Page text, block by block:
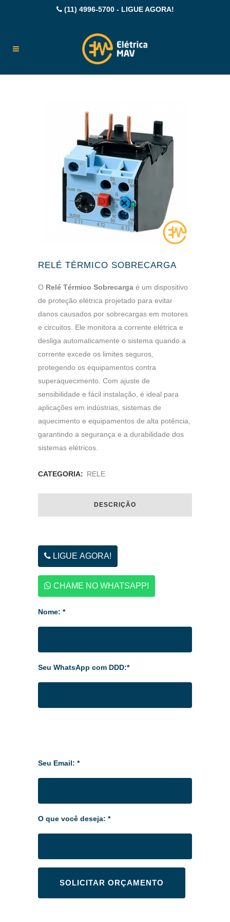
(11) 4996-5700 - LIGUE AGORA!
RELÉ TÉRMICO SOBRECARGA
O Relé Térmico Sobrecarga é um dispositivo
de proteção elétrica projetado para evitar
danos causados por sobrecargas em motores
e circuitos. Ele monitora a corrente elétrica e
desliga automaticamente o sistema quando a
corrente excede os limites seguros,
protegendo os equipamentos contra
superaquecimento. Com ajuste de
sensibilidade e fácil instalação, é ideal para
aplicações em indústrias, sistemas de
aquecimento e equipamentos de alta potência,
garantindo a segurança e a durabilidade dos
sistemas elétricos.
CATEGORIA: RELE
DESCRIÇÃO
LIGUE AGORA!
CHAME NO WHATSAPP!
Nome: *
Seu WhatsApp com DDD:*
Seu Email: *
O que você deseja: *